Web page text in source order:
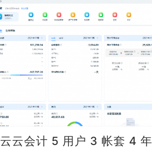
云会计 5 用户 3 帐套 4